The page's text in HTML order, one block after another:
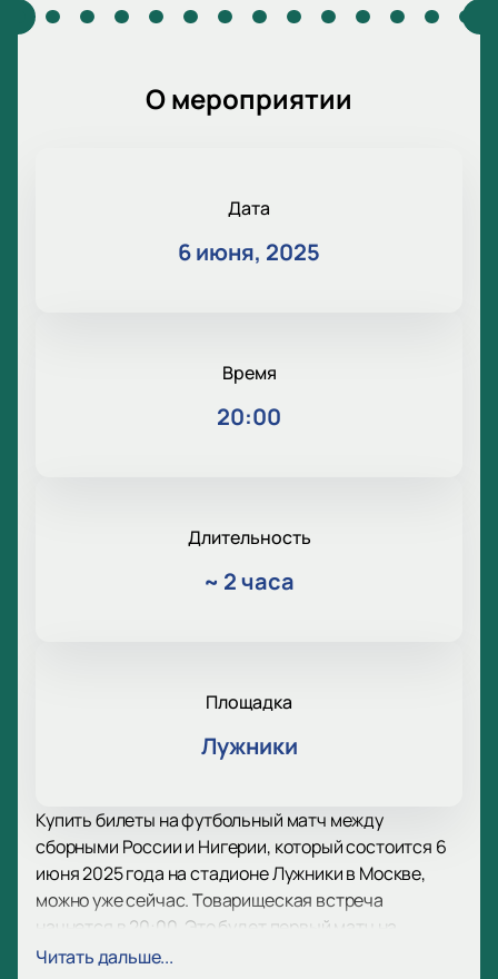
О мероприятии
Дата
6 июня, 2025
Время
20:00
Длительность
~ 2 часа
Площадка
Лужники
Купить билеты на футбольный матч между
сборными России и Нигерии, который состоится 6
июня 2025 года на стадионе Лужники в Москве,
можно уже сейчас. Товарищеская встреча
начнется в 20:00. Это будет первый матч на
главной арене страны для наших футболистов
Читать дальше...